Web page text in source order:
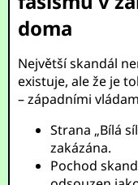
doma
Největší skandál
existuje, ale že je
– západními
Strana „Bílá
zakázána.
Pochod